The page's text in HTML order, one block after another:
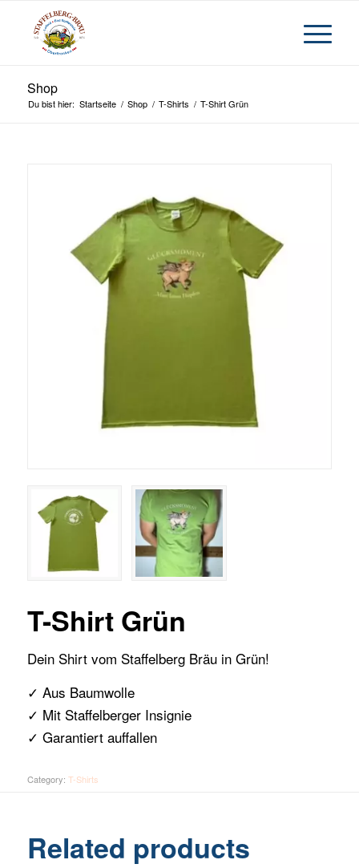
Shop
Du bist hier: Startseite / Shop / T-Shirts / T-Shirt Grün
T-Shirt Grün
Dein Shirt vom Staffelberg Bräu in Grün!
✓ Aus Baumwolle
✓ Mit Staffelberger Insignie
✓ Garantiert auffallen
Category: T-Shirts
Related products